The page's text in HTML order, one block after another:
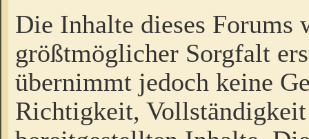
Die Inhalte dieses Forums
größtmöglicher Sorgfalt
übernimmt jedoch keine
Richtigkeit,